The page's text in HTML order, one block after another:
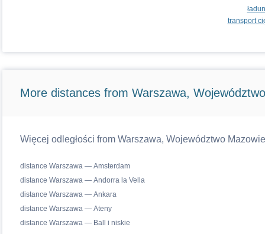
transport
More distances from Warszawa,
Więcej odległości from Warszawa, Województwo
distance Warszawa — Amsterdam
distance Warszawa — Andorra la Vella
distance Warszawa — Ankara
distance Warszawa — Ateny
distance Warszawa — Ball i niskie